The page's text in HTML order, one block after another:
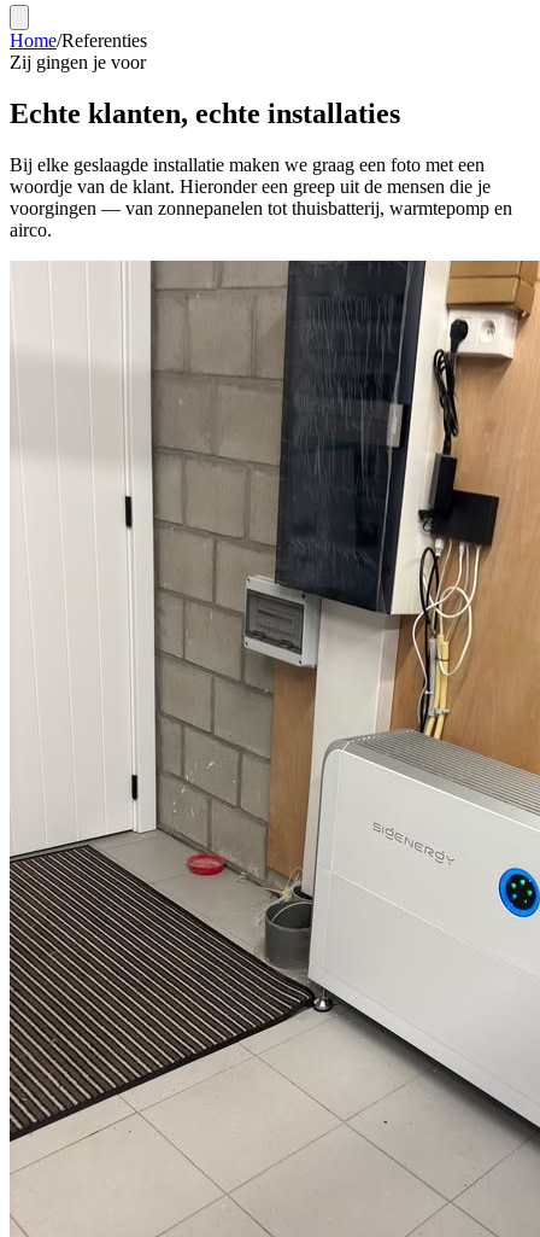
Home/Referenties
Zij gingen je voor
Echte klanten, echte installaties
Bij elke geslaagde installatie maken we graag een foto met een
woordje van de klant. Hieronder een greep uit de mensen die je
voorgingen — van zonnepanelen tot thuisbatterij, warmtepomp en
airco.